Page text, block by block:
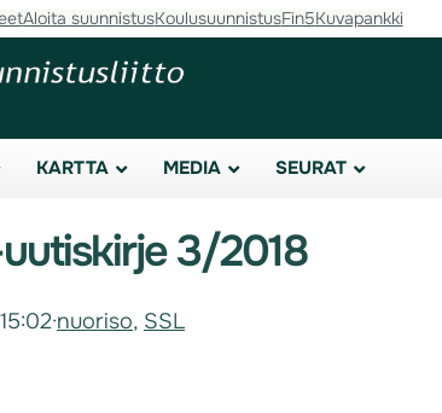
Aloita suunnistusKoulusuunnistusFin5Kuvapankki
KARTTA MEDIA SEURAT
3/2018
·nuoriso, SSL